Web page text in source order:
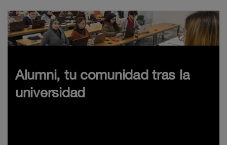
Alumni, tu comunidad tras la
universidad